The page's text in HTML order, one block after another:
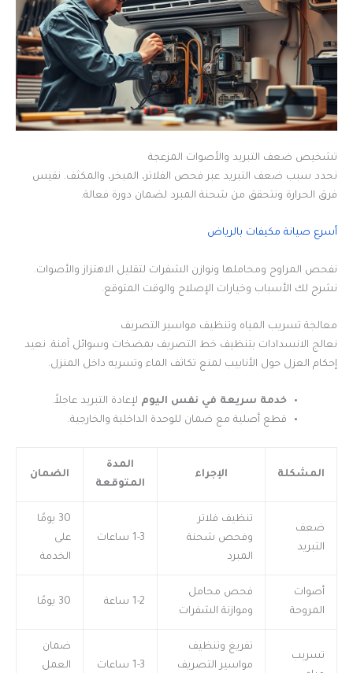
تشخيص ضعف التبريد والأصوات المزعجة
نحدد سبب ضعف التبريد عبر فحص الفلاتر، المبخر، والمكثف. نقيس
فرق الحرارة ونتحقق من شحنة المبرد لضمان دورة فعالة.
أسرع صيانة مكيفات بالرياض
نفحص المراوح ومحاملها ونوازن الشفرات لتقليل الاهتزاز والأصوات.
نشرح لك الأسباب وخيارات الإصلاح والوقت المتوقع.
معالجة تسريب المياه وتنظيف مواسير التصريف
نعالج الانسدادات بتنظيف خط التصريف بمضخات وسوائل آمنة. نعيد
إحكام العزل حول الأنابيب لمنع تكاثف الماء وتسربه داخل المنزل.
خدمة سريعة في نفس اليوم لإعادة التبريد عاجلاً.
قطع أصلية مع ضمان للوحدة الداخلية والخارجية.
المشكلة الإجراء
المدة
المتوقعة
الضمان
ضعف
التبريد
تنظيف فلاتر
وفحص شحنة
المبرد
1-3 ساعات
30 يومًا
على
الخدمة
أصوات
المروحة
فحص محامل
وموازنة الشفرات
1-2 ساعة 30 يومًا
تسريب
تفريغ وتنظيف
مواسير التصريف
1-3 ساعات
ضمان
العمل